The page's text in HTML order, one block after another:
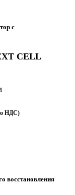
с
CELL
НДС)
восстановления